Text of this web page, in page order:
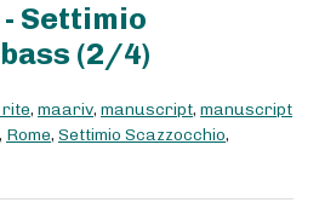
Settimio
(2/4)
, maariv, manuscript, manuscript
, Rome, Settimio Scazzocchio,